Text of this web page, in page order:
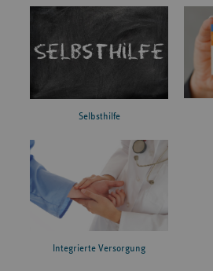
Selbsthilfe
Integrierte Versorgung